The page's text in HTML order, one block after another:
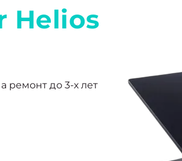
Helios
ремонт до 3-х лет